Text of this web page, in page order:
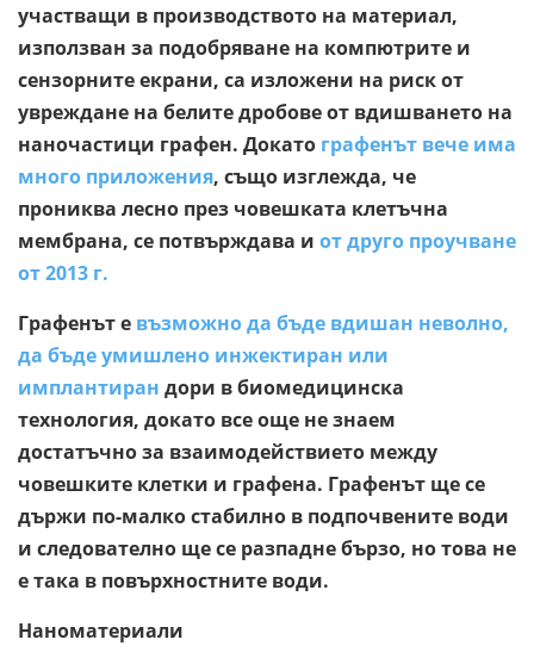
участващи в производството на материал,
използван за подобряване на компютрите и
сензорните екрани, са изложени на риск от
увреждане на белите дробове от вдишването на
наночастици графен. Докато графенът вече има
много приложения, също изглежда, че
прониква лесно през човешката клетъчна
мембрана, се потвърждава и от друго проучване
от 2013 г.
Графенът е възможно да бъде вдишан неволно,
да бъде умишлено инжектиран или
имплантиран дори в биомедицинска
технология, докато все още не знаем
достатъчно за взаимодействието между
човешките клетки и графена. Графенът ще се
държи по-малко стабилно в подпочвените води
и следователно ще се разпадне бързо, но това не
е така в повърхностните води.
Наноматериали